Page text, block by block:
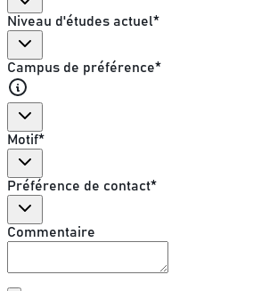
Niveau d'études actuel*
Campus de préférence*
Motif*
Préférence de contact*
Commentaire